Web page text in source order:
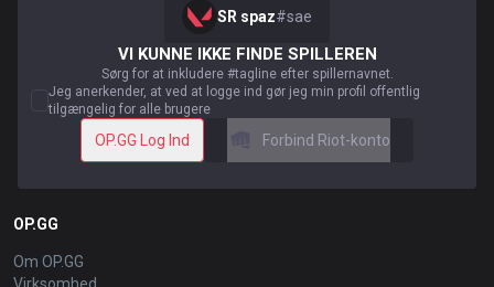
SR spaz#sae
VI KUNNE IKKE FINDE SPILLEREN
Sørg for at inkludere #tagline efter spillernavnet.
Jeg anerkender, at ved at logge ind gør jeg min profil offentlig
tilgængelig for alle brugere
OP.GG Log Ind Forbind Riot-konto
OP.GG
Om OP.GG